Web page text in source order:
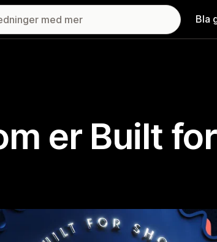
Bla
er Built for